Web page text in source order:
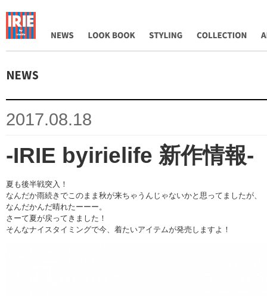
2017.08.18
-IRIE byirielife 新作情報-
夏も後半戦突入！
なんだか雨続きでこのまま秋が来ちゃうんじゃないかと思ってましたが、
なんだかんだ晴れたーーー。
さーて夏が戻ってきました！
そんなナイスタイミングで今、着たいアイテムが発売しますよ！